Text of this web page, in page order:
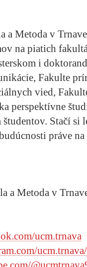
a Metoda v
na piatich
i
Fakulte
vied,
perspektívne
Stačí si
práve
a Metoda v
.com/ucm.trnava
ucm.trnava/